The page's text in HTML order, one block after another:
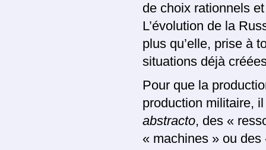
de choix rationnels
L’évolution de la
plus qu’elle, prise à
situations déjà
Pour que la
production militaire,
abstracto, des «
« machines » ou